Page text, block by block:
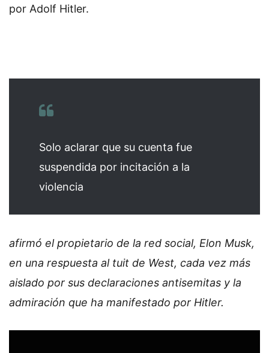
por Adolf Hitler.
Solo aclarar que su cuenta fue
suspendida por incitación a la
violencia
afirmó el propietario de la red social, Elon Musk,
en una respuesta al tuit de West, cada vez más
aislado por sus declaraciones antisemitas y la
admiración que ha manifestado por Hitler.